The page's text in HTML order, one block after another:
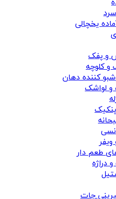
یخچالی
و پفک
و کلوچه
کننده دهان
و لواشک
طعم دار
دراژه
جات